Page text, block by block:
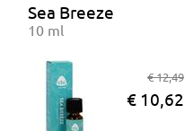
Sea Breeze
10 ml
€ 12,49
€ 10,62